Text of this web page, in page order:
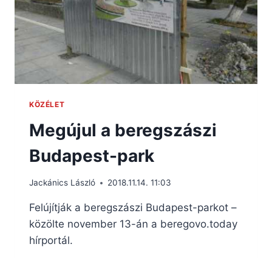
KÖZÉLET
Megújul a beregszászi
Budapest-park
Jackánics László 2018.11.14. 11:03
Felújítják a beregszászi Budapest-parkot –
közölte november 13-án a beregovo.today
hírportál.